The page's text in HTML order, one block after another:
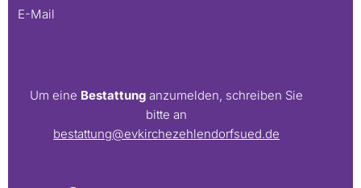
E-Mail
Um eine Bestattung anzumelden, schreiben Sie
bitte an
bestattung@evkirchezehlendorfsued.de